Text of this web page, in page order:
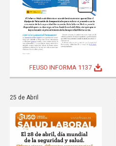
FEUSO INFORMA 1137
25 de Abril